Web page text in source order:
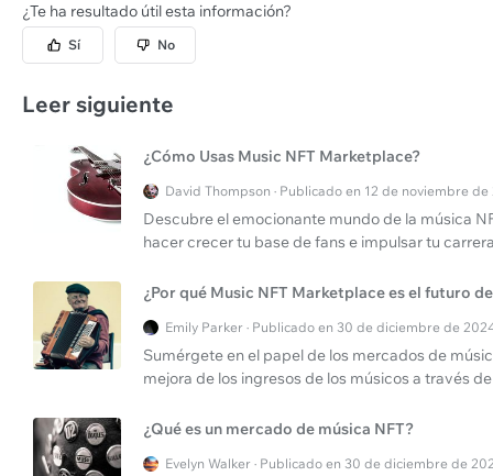
¿Te ha resultado útil esta información?
Sí No
Leer siguiente
¿Cómo Usas Music NFT Marketplace?
David Thompson · Publicado en 12 de noviembre
Descubre el emocionante mundo de la música
hacer crecer tu base de fans e impulsar tu
¿Por qué Music NFT Marketplace es el futuro
Emily Parker · Publicado en 30 de diciembre de
Sumérgete en el papel de los mercados de
mejora de los ingresos de los músicos a través
¿Qué es un mercado de música NFT?
Evelyn Walker · Publicado en 30 de diciembre de